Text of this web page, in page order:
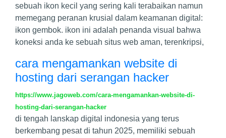
sebuah ikon kecil yang sering kali terabaikan namun
memegang peranan krusial dalam keamanan digital:
ikon gembok. ikon ini adalah penanda visual bahwa
koneksi anda ke sebuah situs web aman, terenkripsi,
cara mengamankan website di
hosting dari serangan hacker
https://www.jagoweb.com/cara-mengamankan-website-di-
hosting-dari-serangan-hacker
di tengah lanskap digital indonesia yang terus
berkembang pesat di tahun 2025, memiliki sebuah